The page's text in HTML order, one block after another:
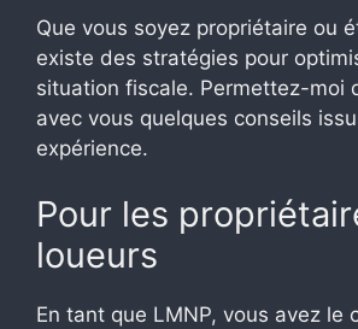
Que vous soyez propriétaire ou
existe des stratégies pour
situation fiscale. Permettez-moi
avec vous quelques conseils
expérience.
Pour les
loueurs
En tant que LMNP, vous avez le